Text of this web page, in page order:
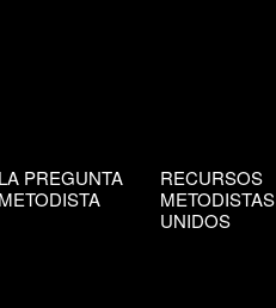
LA PREGUNTA
METODISTA
RECURSOS
METODISTAS
UNIDOS